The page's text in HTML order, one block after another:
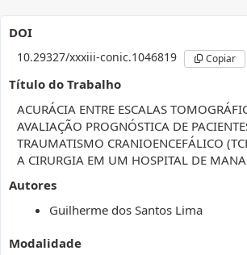
DOI
10.29327/xxxiii-conic.1046819 Copiar
Título do Trabalho
ACURÁCIA ENTRE ESCALAS
AVALIAÇÃO PROGNÓSTICA DE
TRAUMATISMO CRANIOENCEFÁLICO
A CIRURGIA EM UM HOSPITAL DE
Autores
Guilherme dos Santos Lima
Modalidade